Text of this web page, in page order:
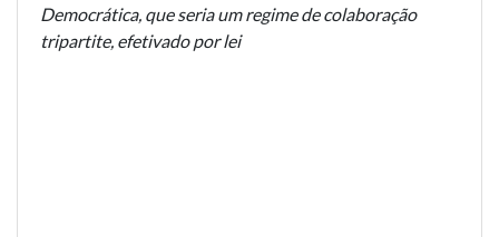
Democrática, que seria um regime de colaboração
tripartite, efetivado por lei